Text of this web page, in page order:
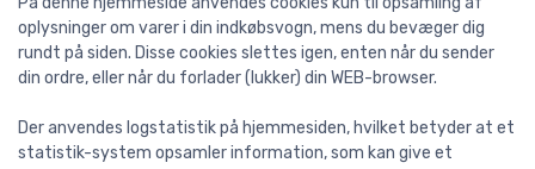
oplysninger om varer i din indkøbsvogn, mens du bevæger dig
rundt på siden. Disse cookies slettes igen, enten når du sender
din ordre, eller når du forlader (lukker) din WEB-browser.
Der anvendes logstatistik på hjemmesiden, hvilket betyder at et
statistik-system opsamler information, som kan give et